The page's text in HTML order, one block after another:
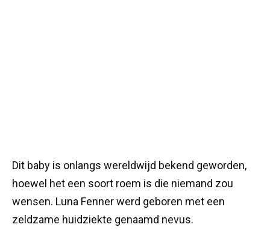
Dit baby is onlangs wereldwijd bekend geworden,
hoewel het een soort roem is die niemand zou
wensen. Luna Fenner werd geboren met een
zeldzame huidziekte genaamd nevus.